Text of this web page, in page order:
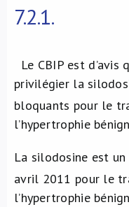
7.2.1.
Le CBIP est d’avis
privilégier la
bloquants pour le
l’hypertrophie
La silodosine est un
avril 2011 pour le
l’hypertrophie